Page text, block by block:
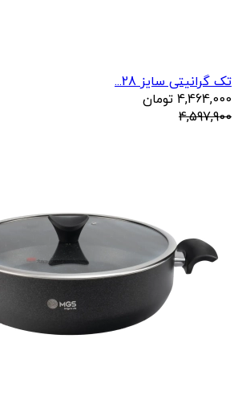
تک گرانیتی سایز 28...
4,464,000 تومان
4,597,900